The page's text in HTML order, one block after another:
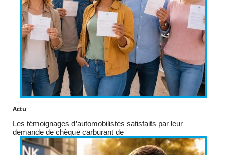
Actu
Les témoignages d’automobilistes satisfaits par leur
demande de chèque carburant de